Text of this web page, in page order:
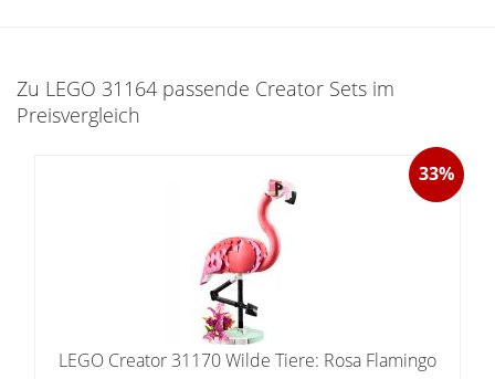
Zu LEGO 31164 passende Creator Sets im
Preisvergleich
33%
LEGO Creator 31170 Wilde Tiere: Rosa Flamingo